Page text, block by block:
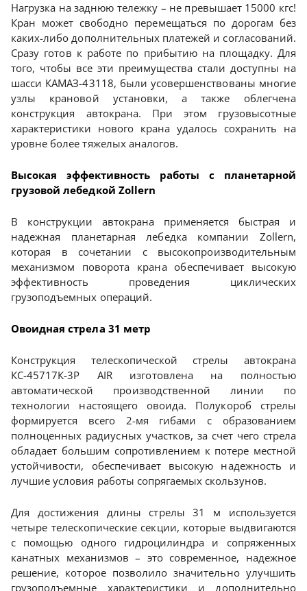
Нагрузка на заднюю тележку – не превышает 15000 кгс!
Кран может свободно перемещаться по дорогам без
каких-либо дополнительных платежей и согласований.
Сразу готов к работе по прибытию на площадку. Для
того, чтобы все эти преимущества стали доступны на
шасси КАМАЗ-43118, были усовершенствованы многие
узлы крановой установки, а также облегчена
конструкция автокрана. При этом грузовысотные
характеристики нового крана удалось сохранить на
уровне более тяжелых аналогов.
Высокая эффективность работы с планетарной
грузовой лебедкой Zollern
В конструкции автокрана применяется быстрая и
надежная планетарная лебедка компании Zollern,
которая в сочетании с высокопроизводительным
механизмом поворота крана обеспечивает высокую
эффективность проведения циклических
грузоподъемных операций.
Овоидная стрела 31 метр
Конструкция телескопической стрелы автокрана
КС-45717К-3Р AIR изготовлена на полностью
автоматической производственной линии по
технологии настоящего овоида. Полукороб стрелы
формируется всего 2-мя гибами с образованием
полноценных радиусных участков, за счет чего стрела
обладает большим сопротивлением к потере местной
устойчивости, обеспечивает высокую надежность и
лучшие условия работы сопрягаемых скользунов.
Для достижения длины стрелы 31 м используется
четыре телескопические секции, которые выдвигаются
с помощью одного гидроцилиндра и сопряженных
канатных механизмов – это современное, надежное
решение, которое позволило значительно улучшить
грузоподъемные характеристики и дополнительно